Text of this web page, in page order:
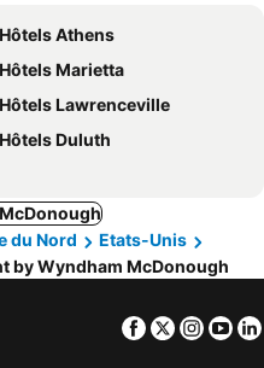
Hôtels Athens
Hôtels Marietta
Hôtels Lawrenceville
Hôtels Duluth
du Nord
Etats-Unis
by Wyndham McDonough
Facebook
Twitter